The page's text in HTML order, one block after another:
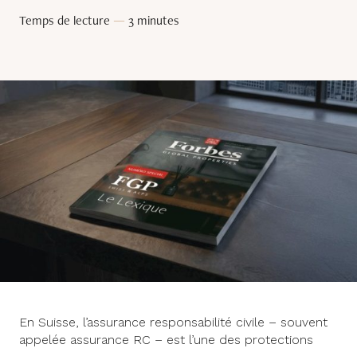
Temps de lecture — 3 minutes
En Suisse, l’assurance responsabilité civile – souvent
appelée assurance RC – est l’une des protections